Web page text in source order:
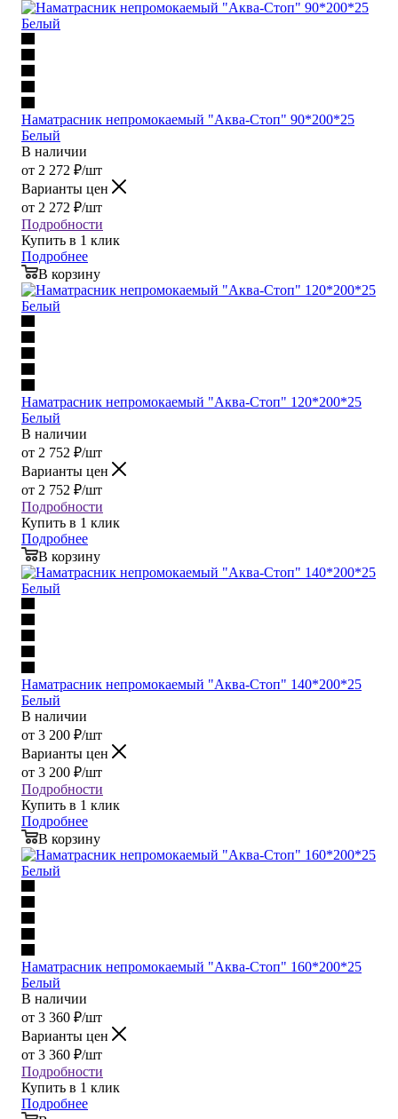
Наматрасник непромокаемый "Аква-Стоп" 90*200*25
Белый
В наличии
от 2 272 ₽/шт
Варианты цен
от 2 272 ₽/шт
Подробности
Купить в 1 клик
Подробнее
В корзину
Наматрасник непромокаемый "Аква-Стоп" 120*200*25
Белый
В наличии
от 2 752 ₽/шт
Варианты цен
от 2 752 ₽/шт
Подробности
Купить в 1 клик
Подробнее
В корзину
Наматрасник непромокаемый "Аква-Стоп" 140*200*25
Белый
В наличии
от 3 200 ₽/шт
Варианты цен
от 3 200 ₽/шт
Подробности
Купить в 1 клик
Подробнее
В корзину
Наматрасник непромокаемый "Аква-Стоп" 160*200*25
Белый
В наличии
от 3 360 ₽/шт
Варианты цен
от 3 360 ₽/шт
Подробности
Купить в 1 клик
Подробнее